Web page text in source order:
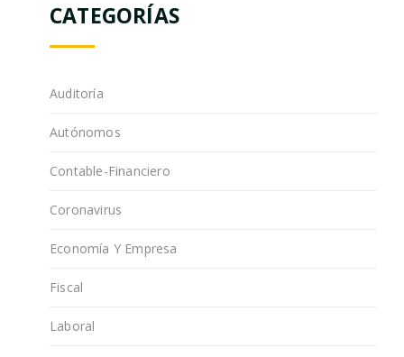
CATEGORÍAS
Auditoría
Autónomos
Contable-Financiero
Coronavirus
Economía Y Empresa
Fiscal
Laboral